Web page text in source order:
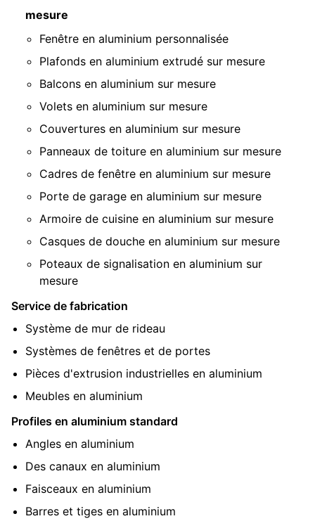
mesure
Fenêtre en aluminium personnalisée
Plafonds en aluminium extrudé sur mesure
Balcons en aluminium sur mesure
Volets en aluminium sur mesure
Couvertures en aluminium sur mesure
Panneaux de toiture en aluminium sur mesure
Cadres de fenêtre en aluminium sur mesure
Porte de garage en aluminium sur mesure
Armoire de cuisine en aluminium sur mesure
Casques de douche en aluminium sur mesure
Poteaux de signalisation en aluminium sur
mesure
Service de fabrication
Système de mur de rideau
Systèmes de fenêtres et de portes
Pièces d'extrusion industrielles en aluminium
Meubles en aluminium
Profiles en aluminium standard
Angles en aluminium
Des canaux en aluminium
Faisceaux en aluminium
Barres et tiges en aluminium